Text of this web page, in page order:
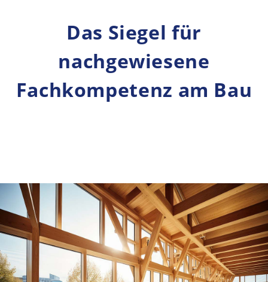
Das Siegel für
nachgewiesene
Fachkompetenz am Bau